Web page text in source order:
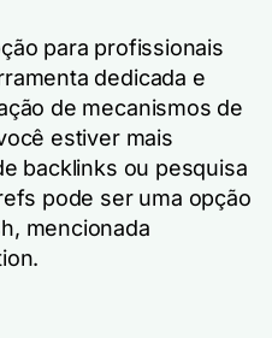
para profissionais
dedicada e
de mecanismos de
estiver mais
backlinks ou pesquisa
pode ser uma opção
mencionada